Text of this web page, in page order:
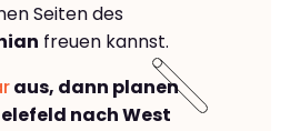
Seiten des
freuen kannst.
aus, dann planen
nach West